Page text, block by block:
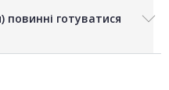
готуватися